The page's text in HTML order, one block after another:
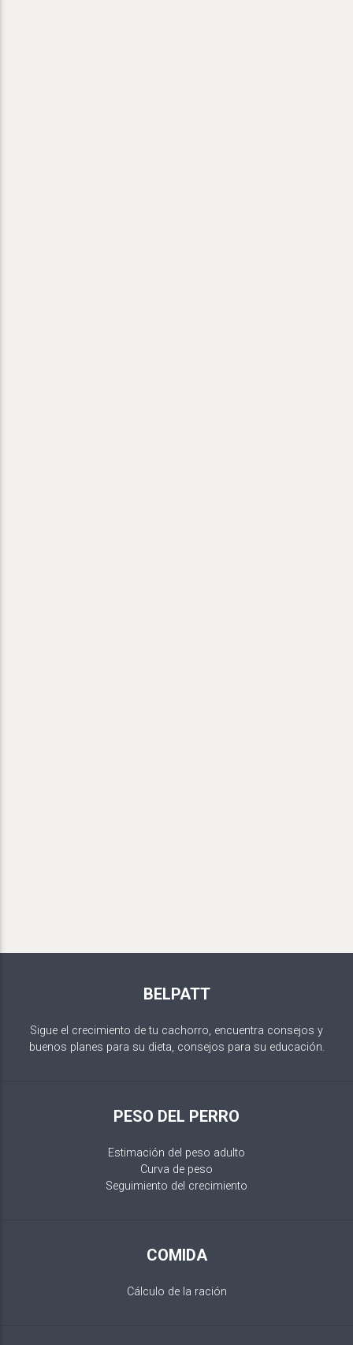
BELPATT
Sigue el crecimiento de tu cachorro, encuentra consejos y
buenos planes para su dieta, consejos para su educación.
PESO DEL PERRO
Estimación del peso adulto
Curva de peso
Seguimiento del crecimiento
COMIDA
Cálculo de la ración